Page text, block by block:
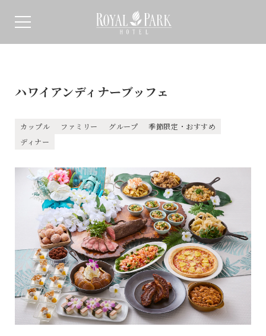
ハワイアンディナーブッフェ
カップル ファミリー グループ
季節限定・おすすめ
ディナー